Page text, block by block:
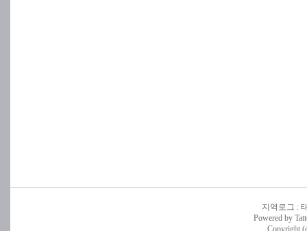
지역로그 :
Powered by
Copyright